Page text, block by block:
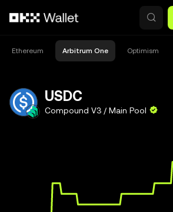
Ethereum Arbitrum One Optimism
USDC
Compound V3 / Main Pool